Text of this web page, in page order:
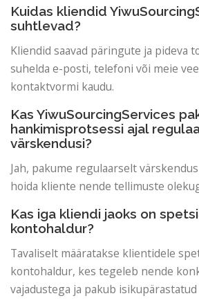
Kuidas kliendid
suhtlevad?
Kliendid saavad päringute ja pideva
suhelda e-posti, telefoni või meie
kontaktvormi kaudu.
Kas YiwuSourcingServices
hankimisprotsessi ajal
värskendusi?
Jah, pakume regulaarselt
hoida kliente nende tellimuste
Kas iga kliendi jaoks on
kontohaldur?
Tavaliselt määratakse klientidele
kontohaldur, kes tegeleb nende
vajadustega ja pakub